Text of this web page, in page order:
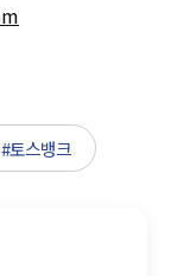
#토스뱅크